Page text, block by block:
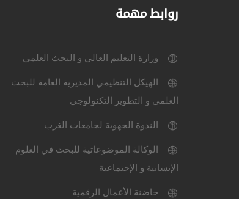
روابط مهمة
وزارة التعليم العالي و البحث العلمي
الهيكل التنظيمي المديرية العامة للبحث
العلمي و التطوير التكنولوجي
الندوة الجهوية لجامعات الغرب
الوكالة الموضوعاتية للبحث في العلوم
الإنسانية و الإجتماعية
حاضنة الأعمال الرقمية